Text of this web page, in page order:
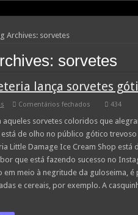
Archives: sorvetes
sorvetes
lança sorvetes
Comentários fechadosem
lança
sorvetes
góticos
para
amantes
da
cor
preta
434
aqueles sorvetes coloridos que
de olho no público gótico
Little Damage Ice Cream Shop
que está fazendo sucesso no
em meio à negritude da guloseima,
e cereais, por exemplo. A